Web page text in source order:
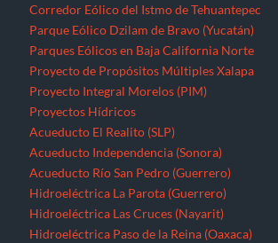
Corredor Eólico del Istmo de Tehuantepec
Parque Eólico Dzilam de Bravo (Yucatán)
Parques Eólicos en Baja California Norte
Proyecto de Propósitos Múltiples Xalapa
Proyecto Integral Morelos (PIM)
Proyectos Hídricos
Acueducto El Realito (SLP)
Acueducto Independencia (Sonora)
Acueducto Río San Pedro (Guerrero)
Hidroeléctrica La Parota (Guerrero)
Hidroeléctrica Las Cruces (Nayarit)
Hidroeléctrica Paso de la Reina (Oaxaca)